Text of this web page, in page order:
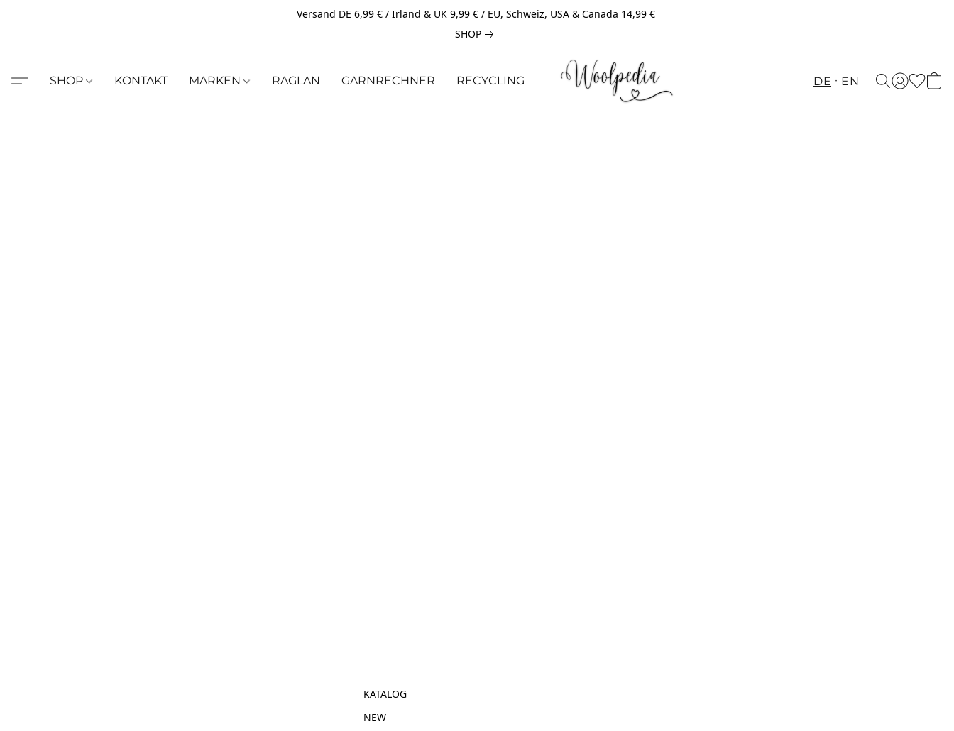
Versand DE 6,99 € / Irland & UK 9,99 € / EU, Schweiz, USA & Canada 14,99 €
SHOP
SHOP KONTAKT MARKEN RAGLAN GARNRECHNER RECYCLING DE EN
KATALOG
NEW